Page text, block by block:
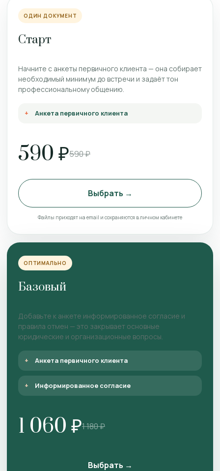
ОДИН ДОКУМЕНТ
Старт
Начните с анкеты первичного клиента — она собирает
необходимый минимум до встречи и задаёт тон
профессиональному общению.
Анкета первичного клиента
590 ₽590 ₽
Выбрать →
Файлы приходят на email и сохраняются в личном кабинете
ОПТИМАЛЬНО
Базовый
Добавьте к анкете информированное согласие и
правила отмен — это закрывает основные
юридические и организационные вопросы.
Анкета первичного клиента
Информированное согласие
1 060 ₽1 180 ₽
Выбрать →